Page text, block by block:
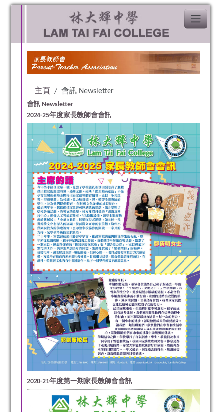
主頁 會訊 Newsletter
會訊 Newsletter
2024-25年度家長教師會會訊
2020-21年度第一期家長教師會會訊